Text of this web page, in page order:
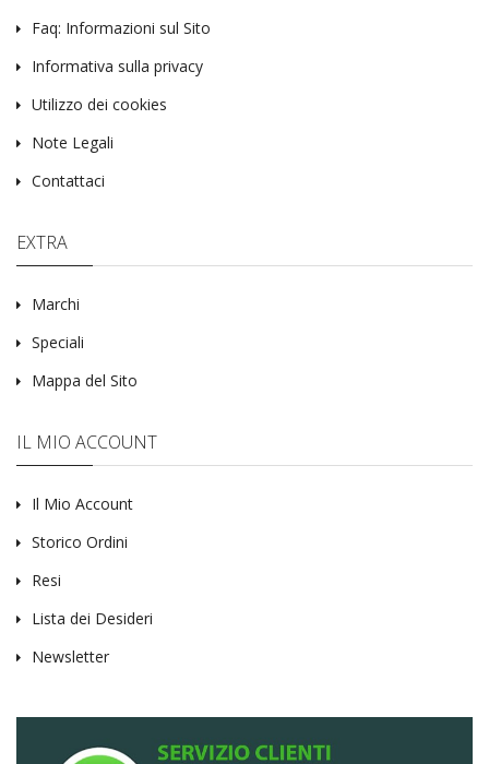
Faq: Informazioni sul Sito
Informativa sulla privacy
Utilizzo dei cookies
Note Legali
Contattaci
EXTRA
Marchi
Speciali
Mappa del Sito
IL MIO ACCOUNT
Il Mio Account
Storico Ordini
Resi
Lista dei Desideri
Newsletter